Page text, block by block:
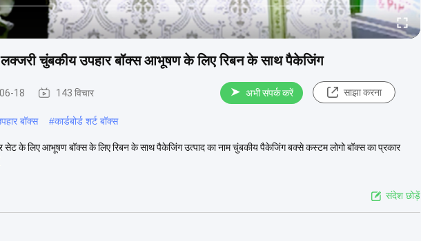
चुंबकीय उपहार बॉक्स आभूषण के लिए रिबन के साथ पैकेजिंग
18 143 विचार अभी संपर्क करें साझा करना
बॉक्स #कार्डबोर्ड शर्ट बॉक्स
सेट के लिए आभूषण बॉक्स के लिए रिबन के साथ पैकेजिंग उत्पाद का नाम चुंबकीय पैकेजिंग बक्से कस्टम लोगो बॉक्स का प्रकार
संदेश छोड़ें